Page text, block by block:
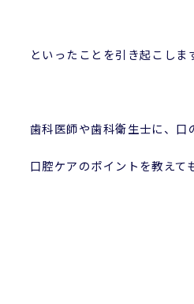
といったことを引き起こしま
歯科医師や歯科衛生士に、
口腔ケアのポイントを教えて